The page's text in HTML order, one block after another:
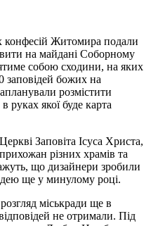
конфесій Житомира подали
на майдані Соборному
собою сходини, на яких
заповідей божих на
розмістити
руках якої буде карта
Заповіта Ісуса Христа,
різних храмів та
що дизайнери зробили
ще у минулому році.
міськради ще в
не отримали. Під